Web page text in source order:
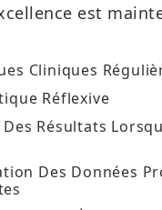
est
Cliniques
Réflexive
Résultats
Des Données